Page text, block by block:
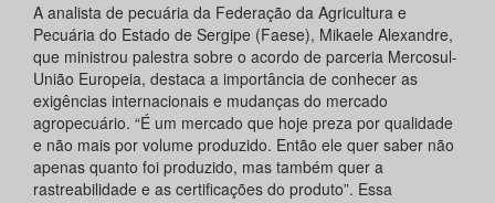
A analista de pecuária da Federação da Agricultura e
Pecuária do Estado de Sergipe (Faese), Mikaele Alexandre,
que ministrou palestra sobre o acordo de parceria Mercosul-
União Europeia, destaca a importância de conhecer as
exigências internacionais e mudanças do mercado
agropecuário. “É um mercado que hoje preza por qualidade
e não mais por volume produzido. Então ele quer saber não
apenas quanto foi produzido, mas também quer a
rastreabilidade e as certificações do produto”. Essa